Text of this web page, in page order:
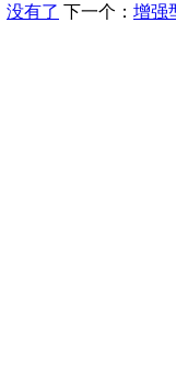
没有了 下一个： 增强